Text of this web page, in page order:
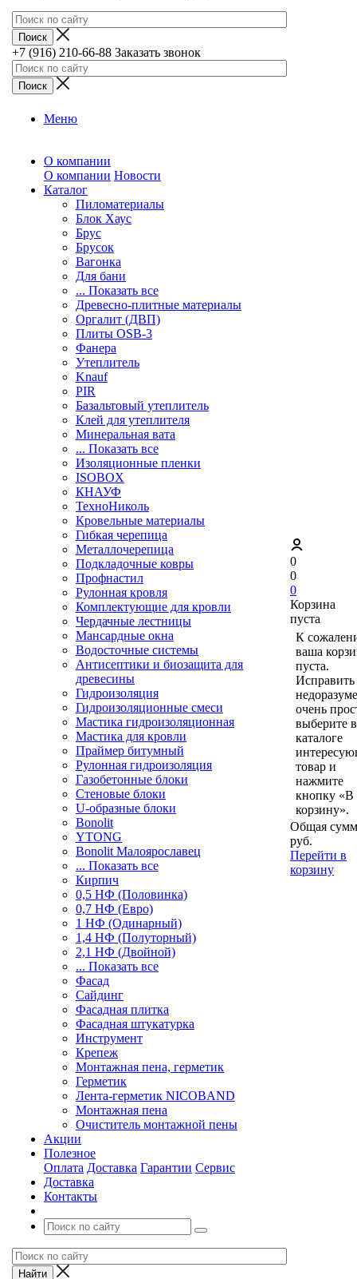
+7 (916) 210-66-88 Заказать звонок
Меню
О компании
О компании Новости
Каталог
Пиломатериалы
Блок Хаус
Брус
Брусок
Вагонка
Для бани
... Показать все
Древесно-плитные материалы
Оргалит (ДВП)
Плиты OSB-3
Фанера
Утеплитель
Knauf
PIR
Базальтовый утеплитель
Клей для утеплителя
Минеральная вата
... Показать все
Изоляционные пленки
ISOBOX
КНАУФ
ТехноНиколь
Кровельные материалы
Гибкая черепица
Металлочерепица
Подкладочные ковры
Профнастил
Рулонная кровля
Комплектующие для кровли
Чердачные лестницы
Мансардные окна
Водосточные системы
Антисептики и биозащита для
древесины
Гидроизоляция
Гидроизоляционные смеси
Мастика гидроизоляционная
Мастика для кровли
Праймер битумный
Рулонная гидроизоляция
Газобетонные блоки
Стеновые блоки
U-образные блоки
Bonolit
YTONG
Bonolit Малоярославец
... Показать все
Кирпич
0,5 НФ (Половинка)
0,7 НФ (Евро)
1 НФ (Одинарный)
1,4 НФ (Полуторный)
2,1 НФ (Двойной)
... Показать все
Фасад
Сайдинг
Фасадная плитка
Фасадная штукатурка
Инструмент
Крепеж
Монтажная пена, герметик
Герметик
Лента-герметик NICOBAND
Монтажная пена
Очиститель монтажной пены
Акции
Полезное
Оплата Доставка Гарантии Сервис
Доставка
Контакты
0
0
0
Корзина
пуста
К
ваша
пуста.
Исправить
очень
выберите в
каталоге
товар и
нажмите
кнопку «В
корзину».
Общая
руб.
Перейти в
корзину